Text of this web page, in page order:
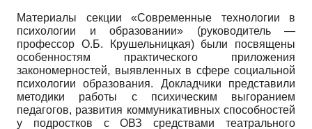
Материалы секции «Современные технологии в
психологии и образовании» (руководитель —
профессор О.Б. Крушельницкая) были посвящены
особенностям практического приложения
закономерностей, выявленных в сфере социальной
психологии образования. Докладчики представили
методики работы с психическим выгоранием
педагогов, развития коммуникативных способностей
у подростков с ОВЗ средствами театрального